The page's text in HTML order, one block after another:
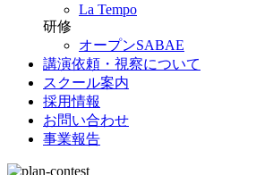
La Tempo
研修
オープンSABAE
講演依頼・視察について
スクール案内
採用情報
お問い合わせ
事業報告